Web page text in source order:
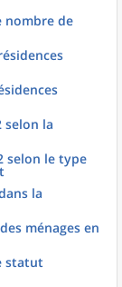
nombre de
selon la
selon le type
la
ménages en
statut